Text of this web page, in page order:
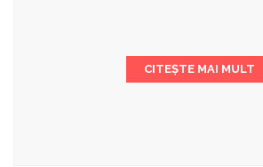
CITEȘTE MAI MULT